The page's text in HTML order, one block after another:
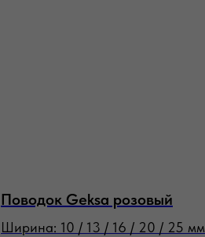
Поводок Geksa розовый
Ширина: 10 / 13 / 16 / 20 / 25 мм